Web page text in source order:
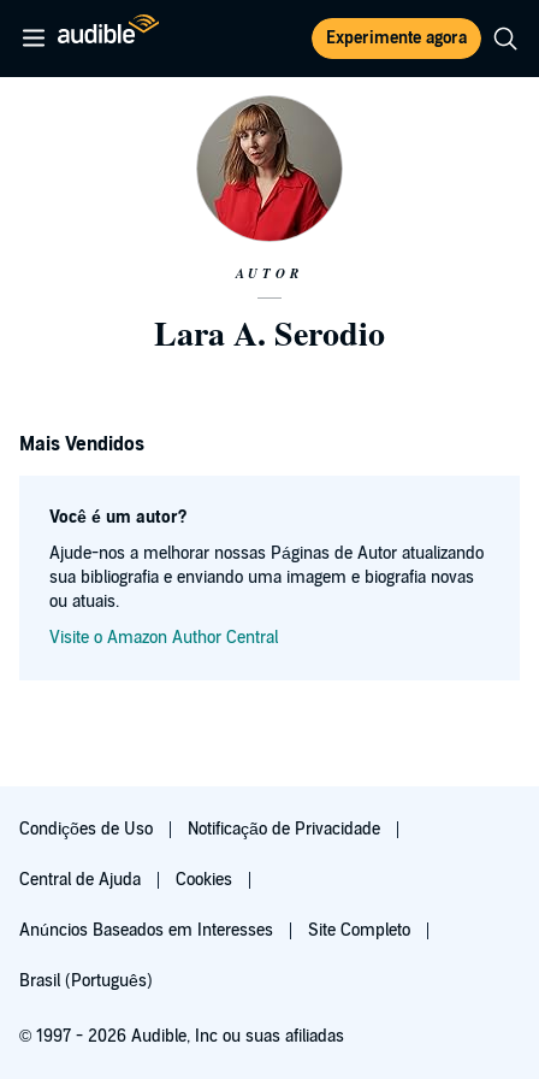
Experimente agora
AUTOR
Lara A. Serodio
Mais Vendidos
Você é um autor?
Ajude-nos a melhorar nossas Páginas de Autor atualizando
sua bibliografia e enviando uma imagem e biografia novas
ou atuais.
Visite o Amazon Author Central
Condições de Uso Notificação de Privacidade
Central de Ajuda Cookies
Anúncios Baseados em Interesses Site Completo
Brasil (Português)
© 1997 - 2026 Audible, Inc ou suas afiliadas